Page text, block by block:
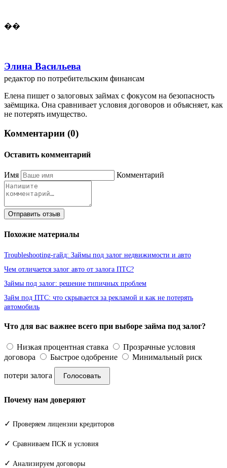
��
Элина Васильева
редактор по потребительским финансам
Елена пишет о залоговых займах с фокусом на безопасность
заёмщика. Она сравнивает условия договоров и объясняет, как
не потерять имущество.
Комментарии (0)
Оставить комментарий
Имя Комментарий
Отправить отзыв
Похожие материалы
Troubleshooting-гайд: Займы под залог недвижимости и авто
Чем отличается залог авто от залога ПТС?
Займы под залог: решение типичных проблем
Займ под ПТС: что скрывается за рекламой и как не потерять
автомобиль
Что для вас важнее всего при выборе займа под залог?
Низкая процентная ставка
Прозрачные условия
договора
Быстрое одобрение Минимальный риск
потери залога Голосовать
Почему нам доверяют
✓ Проверяем лицензии кредиторов
✓ Сравниваем ПСК и условия
✓ Анализируем договоры